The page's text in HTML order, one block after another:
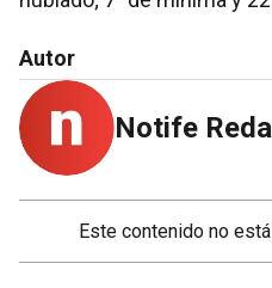
Autor
Notife
Este contenido no